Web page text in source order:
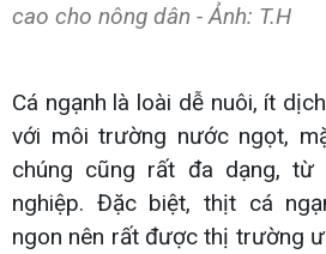
cao cho nông dân - Ảnh: T.H
Cá ngạnh là loài dễ nuôi, ít
với môi trường nước ngọt,
chúng cũng rất đa dạng, từ
nghiệp. Đặc biệt, thịt cá
ngon nên rất được thị trường